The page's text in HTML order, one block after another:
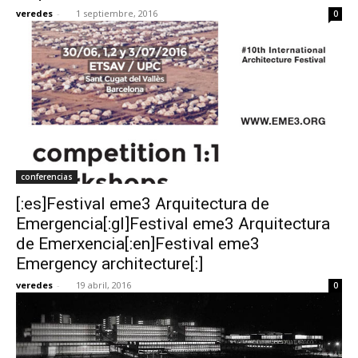
veredes - 1 septiembre, 2016 0
conferencias
[:es]Festival eme3 Arquitectura de
Emergencia[:gl]Festival eme3 Arquitectura
de Emerxencia[:en]Festival eme3
Emergency architecture[:]
veredes - 19 abril, 2016 0